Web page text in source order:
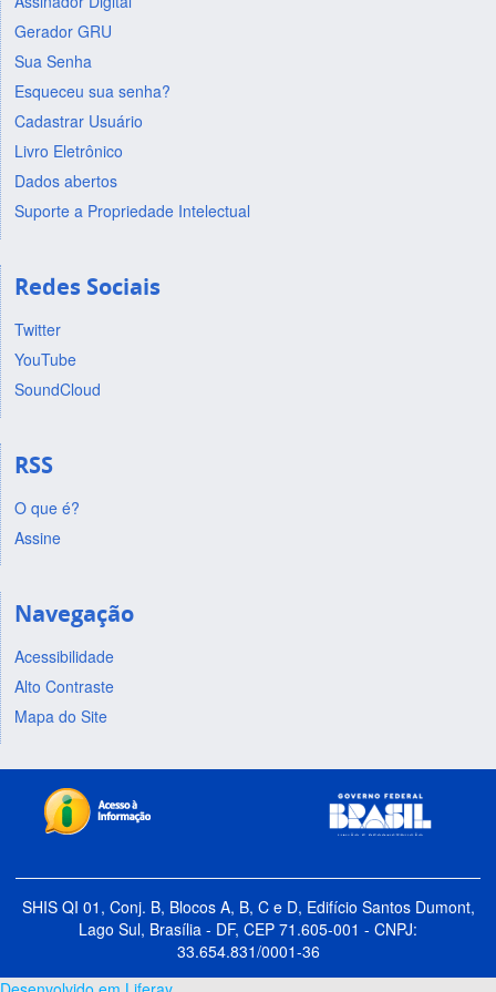
Gerador GRU
Sua Senha
Esqueceu sua senha?
Cadastrar Usuário
Livro Eletrônico
Dados abertos
Suporte a Propriedade Intelectual
Redes Sociais
Twitter
YouTube
SoundCloud
RSS
O que é?
Assine
Navegação
Acessibilidade
Alto Contraste
Mapa do Site
SHIS QI 01, Conj. B, Blocos A, B, C e D, Edifício Santos Dumont,
Lago Sul, Brasília - DF, CEP 71.605-001 - CNPJ:
33.654.831/0001-36